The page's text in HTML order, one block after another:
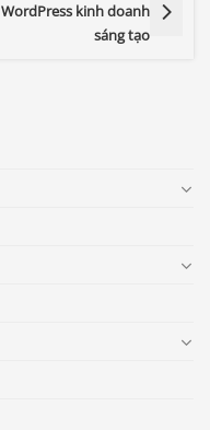
WordPress kinh doanh
sáng tạo